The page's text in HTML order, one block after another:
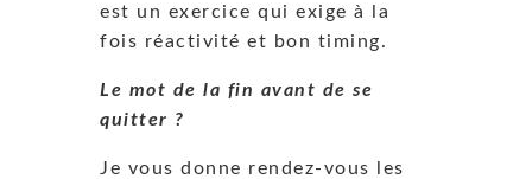
est un exercice qui exige à la
fois réactivité et bon timing.
Le mot de la fin avant de se
quitter ?
Je vous donne rendez-vous les